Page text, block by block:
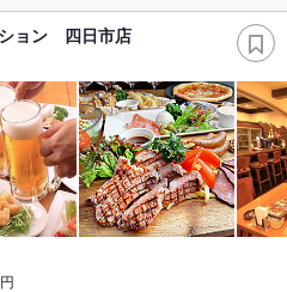
ョン 四日市店